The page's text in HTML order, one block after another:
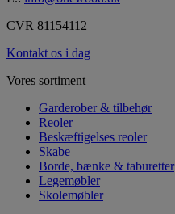
CVR 81154112
Kontakt os i dag
Vores sortiment
Garderober & tilbehør
Reoler
Beskæftigelses reoler
Skabe
Borde, bænke & taburetter
Legemøbler
Skolemøbler